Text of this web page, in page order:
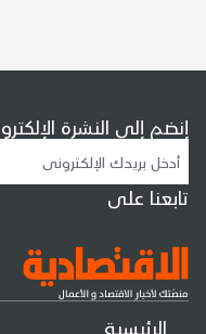
الرئيسية
إنضم إلى النشرة
تابعنا على